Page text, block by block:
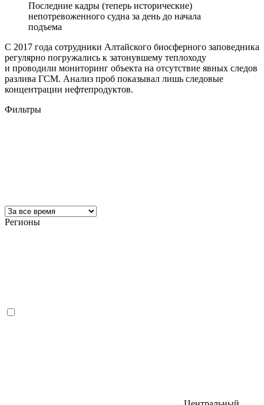
Последние кадры (теперь исторические)
непотревоженного судна за день до начала
подъема
С 2017 года сотрудники Алтайского биосферного заповедника
регулярно погружались к затонувшему теплоходу
и проводили мониторинг объекта на отсутствие явных следов
разлива ГСМ. Анализ проб показывал лишь следовые
концентрации нефтепродуктов.
Фильтры
Регионы